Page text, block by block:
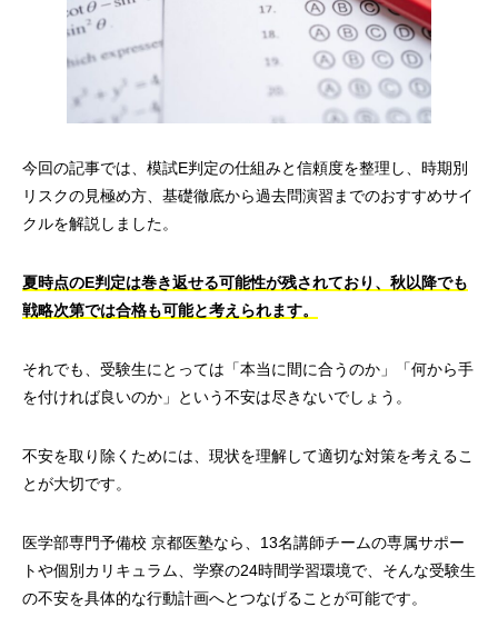
今回の記事では、模試E判定の仕組みと信頼度を整理し、時期別
リスクの見極め方、基礎徹底から過去問演習までのおすすめサイ
クルを解説しました。
夏時点のE判定は巻き返せる可能性が残されており、秋以降でも
戦略次第では合格も可能と考えられます。
それでも、受験生にとっては「本当に間に合うのか」「何から手
を付ければ良いのか」という不安は尽きないでしょう。
不安を取り除くためには、現状を理解して適切な対策を考えるこ
とが大切です。
医学部専門予備校 京都医塾なら、13名講師チームの専属サポー
トや個別カリキュラム、学寮の24時間学習環境で、そんな受験生
の不安を具体的な行動計画へとつなげることが可能です。